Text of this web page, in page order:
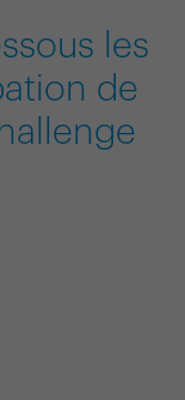
les
de